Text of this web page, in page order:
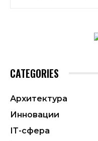
CATEGORIES
Архитектура
Инновации
ІТ-сфера